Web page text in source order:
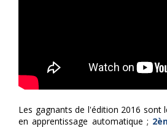
Les gagnants de l'édition 2016 sont
en apprentissage automatique ;